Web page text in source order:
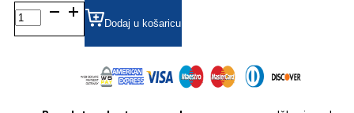
0RB4147
POLARIZIRANE SUNČANE
NAOČALE
Dodaj u košaricu